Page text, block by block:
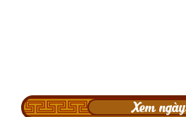
Xem ngày